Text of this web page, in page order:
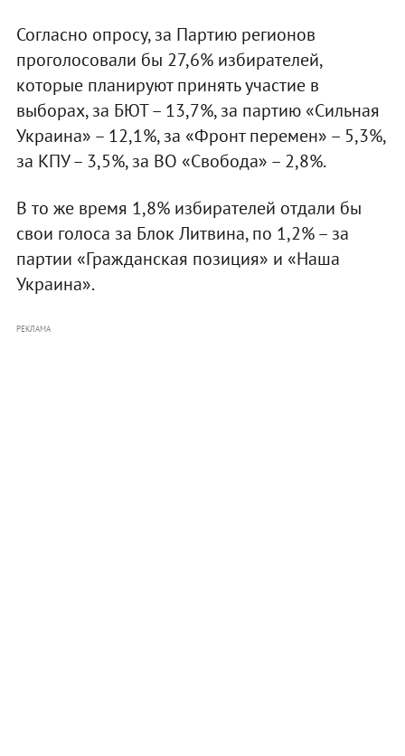
Согласно опросу, за Партию регионов
проголосовали бы 27,6% избирателей,
которые планируют принять участие в
выборах, за БЮТ – 13,7%, за партию «Сильная
Украина» – 12,1%, за «Фронт перемен» – 5,3%,
за КПУ – 3,5%, за ВО «Свобода» – 2,8%.
В то же время 1,8% избирателей отдали бы
свои голоса за Блок Литвина, по 1,2% – за
партии «Гражданская позиция» и «Наша
Украина».
РЕКЛАМА